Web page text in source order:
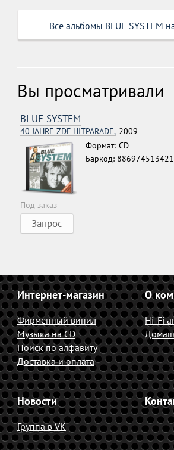
Все альбомы BLUE SYSTEM
Вы просматривали
BLUE SYSTEM
40 JAHRE ZDF HITPARADE, 2009
Формат: CD
Баркод: 886974513421
Под заказ
Запрос
Интернет-магазин
Фирменный винил
Музыка на CD
Поиск по алфавиту
Доставка и оплата
О
Hi-Fi
Новости
Группа в VK